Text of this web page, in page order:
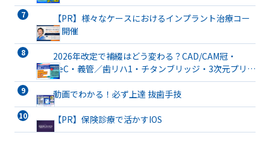
【PR】様々なケースにおけるインプラント治療コー
ス開催
2026年改定で補綴はどう変わる？CAD/CAM冠・
TeC・義管／歯リハ1・チタンブリッジ・3次元プリン
ト有床義歯まで詳解
動画でわかる！必ず上達 抜歯手技
【PR】保険診療で活かすIOS